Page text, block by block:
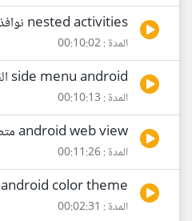
nested activities نوافذ متداخلة
المدة : 00:10:02
side menu android القائمة الجانبية
المدة : 00:10:13
android web view متصفح الإنترنت
المدة : 00:11:26
android color theme الألوان والاشكال
المدة : 00:02:31